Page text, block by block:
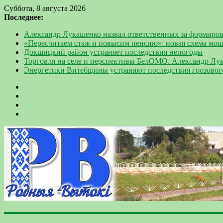
Суббота, 8 августа 2026
Последнее:
Александр Лукашенко назвал ответственных за
«Пересчитаем стаж и повысим пенсию»: новая схема
Докшицкий район устраняет последствия непогоды
Торговля на селе и перспективы БелОМО. Александр
Энергетики Витебщины устраняют последствия